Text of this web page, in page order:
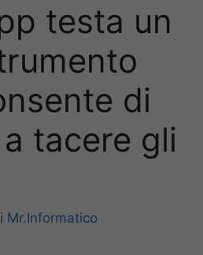
testa un
di
tacere gli
Mr.Informatico